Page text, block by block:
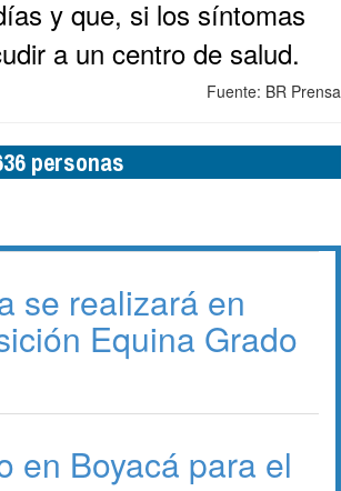
y que, si los síntomas
a un centro de salud.
Fuente: BR Prensa
personas
se realizará en
Equina Grado
en Boyacá para el